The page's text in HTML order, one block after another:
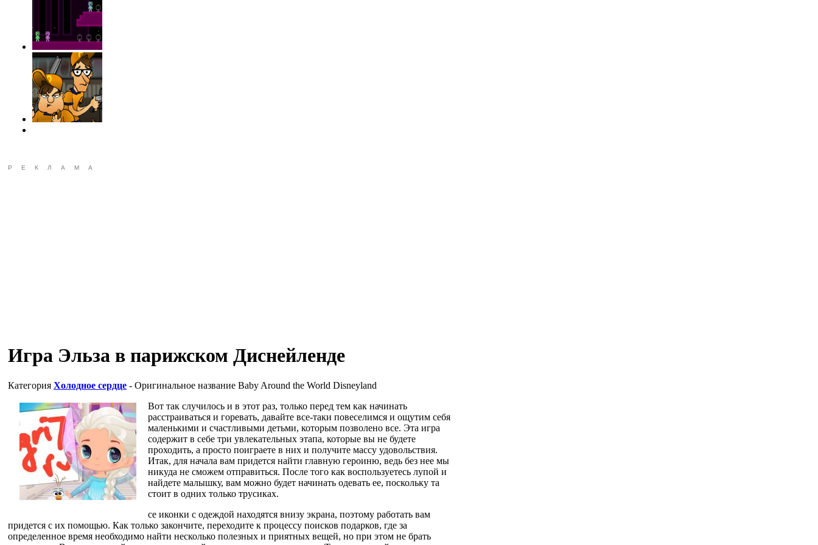
РЕКЛАМА
Игра Эльза в парижском Диснейленде
Категория Холодное сердце - Оригинальное название Baby Around the World Disneyland
Вот так случилось и в этот раз, только перед тем как начинать
расстраиваться и горевать, давайте все-таки повеселимся и ощутим себя
маленькими и счастливыми детьми, которым позволено все. Эта игра
содержит в себе три увлекательных этапа, которые вы не будете
проходить, а просто поиграете в них и получите массу удовольствия.
Итак, для начала вам придется найти главную героиню, ведь без нее мы
никуда не сможем отправиться. После того как воспользуетесь лупой и
найдете малышку, вам можно будет начинать одевать ее, поскольку та
стоит в одних только трусиках.
се иконки с одеждой находятся внизу экрана, поэтому работать вам
придется с их помощью. Как только закончите, переходите к процессу поисков подарков, где за
определенное время необходимо найти несколько полезных и приятных вещей, но при этом не брать